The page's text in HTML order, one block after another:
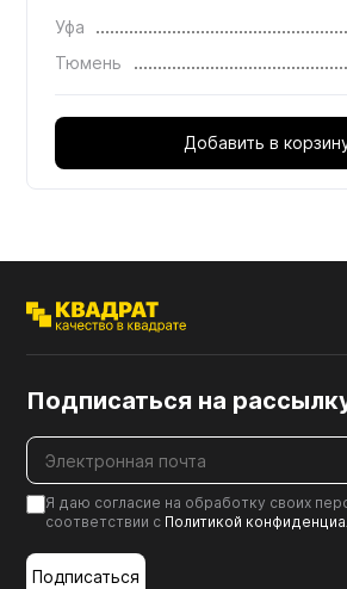
Уфа
Тюмень
Добавить в
Подписаться на
Я даю согласие на обработку своих
соответствии с Политикой
Подписаться